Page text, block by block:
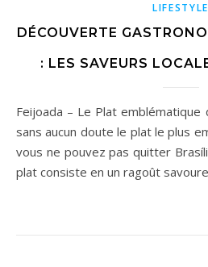
LIFESTYLE
DÉCOUVERTE
: LES SAVEURS
Feijoada – Le Plat emblématique du Brésil La Feijoada est
sans aucun doute le plat le plus
vous ne pouvez pas quitter
plat consiste en un ragoût